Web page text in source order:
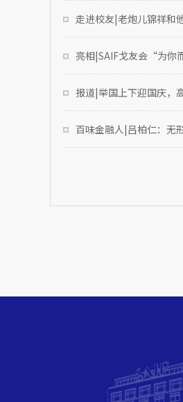
走进校友|老炮儿锦祥和
亮相|SAIF戈友会“为你
报道|举国上下迎国庆，
百味金融人|吕柏仁：无